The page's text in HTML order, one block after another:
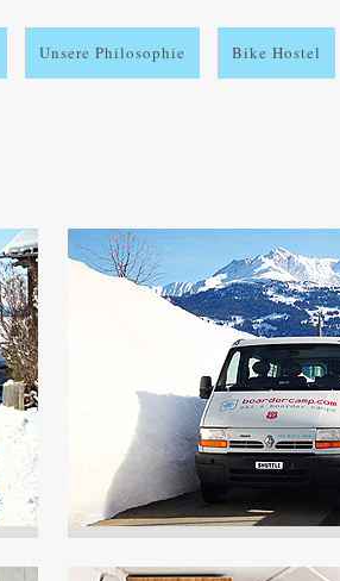
Unsere Phi­lo­so­phie Bike Hostel